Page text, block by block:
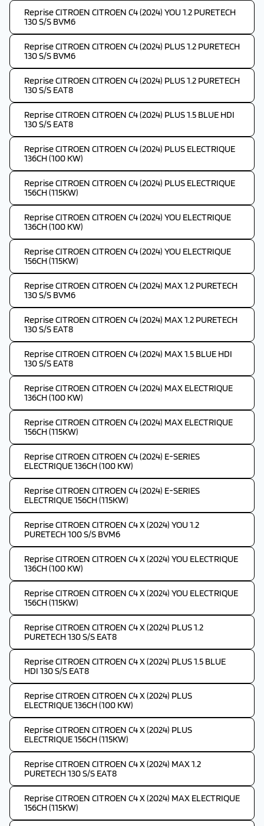
Reprise CITROEN CITROEN C4 (2024) YOU 1.2 PURETECH
130 S/S BVM6
Reprise CITROEN CITROEN C4 (2024) PLUS 1.2 PURETECH
130 S/S BVM6
Reprise CITROEN CITROEN C4 (2024) PLUS 1.2 PURETECH
130 S/S EAT8
Reprise CITROEN CITROEN C4 (2024) PLUS 1.5 BLUE HDI
130 S/S EAT8
Reprise CITROEN CITROEN C4 (2024) PLUS ELECTRIQUE
136CH (100 KW)
Reprise CITROEN CITROEN C4 (2024) PLUS ELECTRIQUE
156CH (115KW)
Reprise CITROEN CITROEN C4 (2024) YOU ELECTRIQUE
136CH (100 KW)
Reprise CITROEN CITROEN C4 (2024) YOU ELECTRIQUE
156CH (115KW)
Reprise CITROEN CITROEN C4 (2024) MAX 1.2 PURETECH
130 S/S BVM6
Reprise CITROEN CITROEN C4 (2024) MAX 1.2 PURETECH
130 S/S EAT8
Reprise CITROEN CITROEN C4 (2024) MAX 1.5 BLUE HDI
130 S/S EAT8
Reprise CITROEN CITROEN C4 (2024) MAX ELECTRIQUE
136CH (100 KW)
Reprise CITROEN CITROEN C4 (2024) MAX ELECTRIQUE
156CH (115KW)
Reprise CITROEN CITROEN C4 (2024) E-SERIES
ELECTRIQUE 136CH (100 KW)
Reprise CITROEN CITROEN C4 (2024) E-SERIES
ELECTRIQUE 156CH (115KW)
Reprise CITROEN CITROEN C4 X (2024) YOU 1.2
PURETECH 100 S/S BVM6
Reprise CITROEN CITROEN C4 X (2024) YOU ELECTRIQUE
136CH (100 KW)
Reprise CITROEN CITROEN C4 X (2024) YOU ELECTRIQUE
156CH (115KW)
Reprise CITROEN CITROEN C4 X (2024) PLUS 1.2
PURETECH 130 S/S EAT8
Reprise CITROEN CITROEN C4 X (2024) PLUS 1.5 BLUE
HDI 130 S/S EAT8
Reprise CITROEN CITROEN C4 X (2024) PLUS
ELECTRIQUE 136CH (100 KW)
Reprise CITROEN CITROEN C4 X (2024) PLUS
ELECTRIQUE 156CH (115KW)
Reprise CITROEN CITROEN C4 X (2024) MAX 1.2
PURETECH 130 S/S EAT8
Reprise CITROEN CITROEN C4 X (2024) MAX ELECTRIQUE
156CH (115KW)